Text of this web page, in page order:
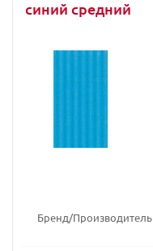
синий средний
Бренд/Производитель